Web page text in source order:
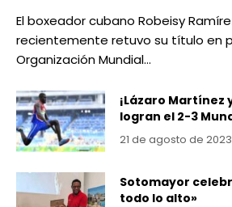
El boxeador cubano Robeisy
recientemente retuvo su título en
Organización Mundial…
¡Lázaro Martínez
logran el 2-3
21 de agosto de 2023
Sotomayor
todo lo alto»